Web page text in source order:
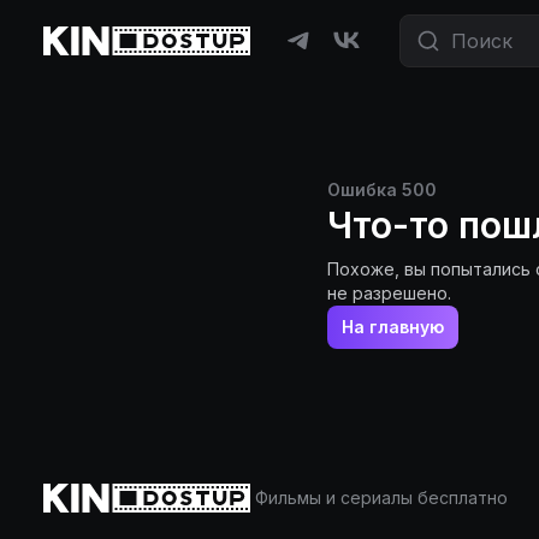
Ошибка 500
Что-то
Похоже, вы попытались
не разрешено.
На главную
Фильмы и сериалы бесплатно